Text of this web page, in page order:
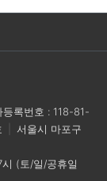
등록번호 : 118-81-
서울시 마포구
(토/일/공휴일